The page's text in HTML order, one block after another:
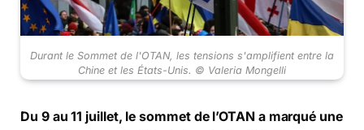
Durant le Sommet de l'OTAN, les tensions s'amplifient entre la
Chine et les États-Unis. © Valeria Mongelli
Du 9 au 11 juillet, le sommet de l’OTAN a marqué une